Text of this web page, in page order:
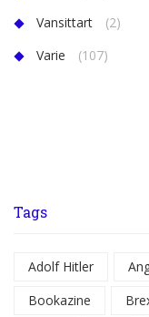
Vansittart
(2)
Varie
(107)
Tags
Adolf Hitler
Bookazine